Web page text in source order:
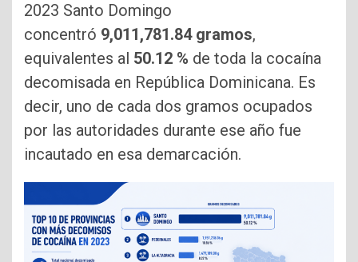
2023 Santo Domingo
concentró 9,011,781.84 gramos,
equivalentes al 50.12 % de toda la cocaína
decomisada en República Dominicana. Es
decir, uno de cada dos gramos ocupados
por las autoridades durante ese año fue
incautado en esa demarcación.